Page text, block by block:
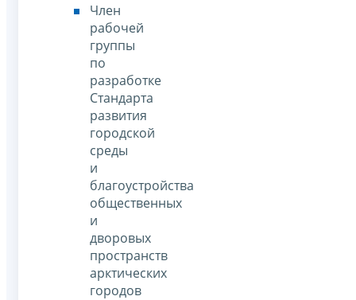
Член
рабочей
группы
по
разработке
Стандарта
развития
городской
среды
и
благоустройства
общественных
и
дворовых
пространств
арктических
городов